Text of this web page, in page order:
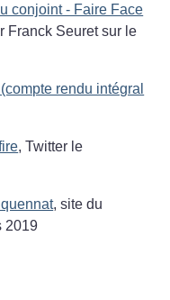
conjoint - Faire Face
Franck Seuret sur le
rendu intégral
, Twitter le
, site du
2019